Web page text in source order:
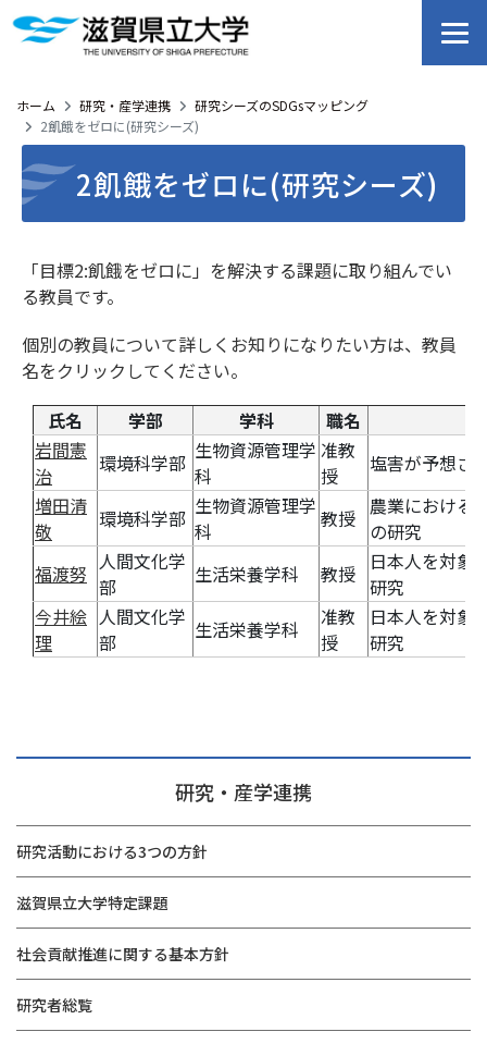
ホーム 研究・産学連携
研究シーズのSDGsマッピング
2飢餓をゼロに(研究シーズ)
研究・産学連携
研究活動における3つの方針
滋賀県立大学特定課題
社会貢献推進に関する基本方針
研究者総覧
2飢餓をゼロに(研究シーズ)
「目標2:飢餓をゼロに」を解決する課題に取り組んでい
る教員です。
個別の教員について詳しくお知りになりたい方は、教員
名をクリックしてください。
氏名
学部 学科
職名
岩間憲
治
環境科学部 生物資源管理学
科
准教
授
塩害が予想さ
増田清
敬
環境科学部 生物資源管理学
科
教授 農業における
の研究
福渡努 人間文化学
部
生活栄養学科 教授
日本人を対象
研究
今井絵
理
人間文化学
部
生活栄養学科
准教
授
日本人を対象
研究